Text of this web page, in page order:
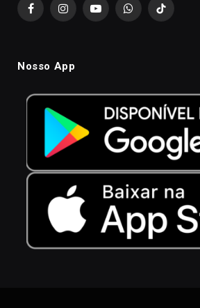
FacebookInstagramYouTubeWhatsAppTikTok
Nosso App